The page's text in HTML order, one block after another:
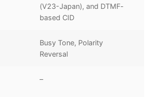
(V23-Japan), and DTMF-
based CID
Busy Tone, Polarity
Reversal
–